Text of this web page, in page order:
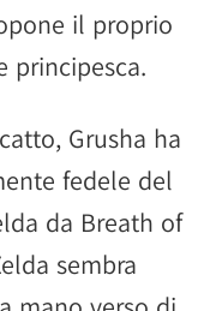
il proprio
principesca.
Grusha ha
fedele del
da Breath of
sembra